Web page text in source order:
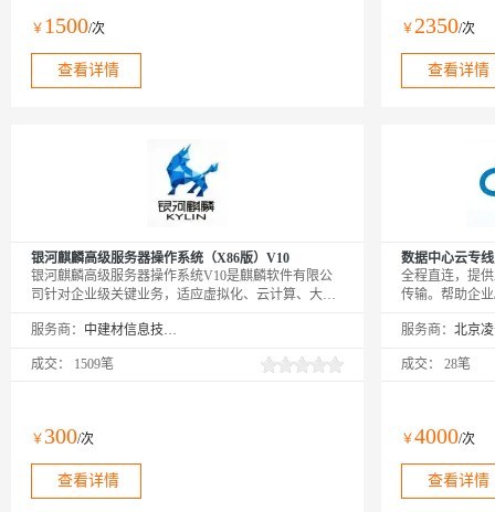
￥ 1500/次
查看详情
￥2350/次
查看详情
银河麒麟高级服务器操作系统（X86版）V10
银河麒麟高级服务器操作系统V10是麒麟软件有限公
司针对企业级关键业务，适应虚拟化、云计算、大数
能、扩展性和实时性等需求，依据CMMI5级标准研制
化、高性能、易管理的新一代自主服务器操作系统。
服务商： 中建材信息技术股份有限公司
成交： 1509笔
￥ 300/次
查看详情
数据中心云专
全程直连，提
传输。帮助企
公有云到企业/
通信的质量和
服务商：
成交： 28笔
￥4000/次
查看详情